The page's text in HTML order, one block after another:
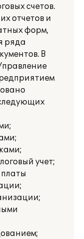
счетов.
отчетов и
форм,
ряда
В
учет;